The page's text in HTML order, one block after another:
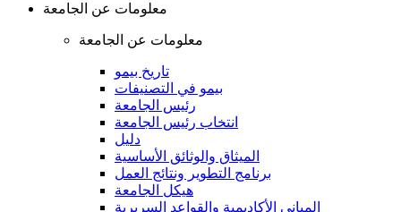
معلومات عن الجامعة
معلومات عن الجامعة
تاريخ بيمو
بيمو في التصنيفات
رئيس الجامعة
انتخاب رئيس الجامعة
دليل
الميثاق والوثائق الأساسية
برنامج التطوير ونتائج العمل
هيكل الجامعة
المباني الأكاديمية والقواعد السريرية